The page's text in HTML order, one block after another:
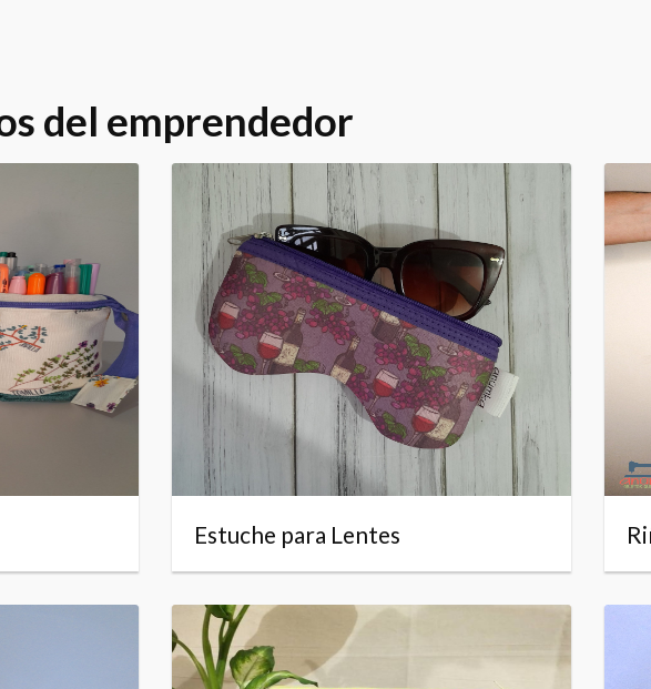
del emprendedor
Estuche para Lentes